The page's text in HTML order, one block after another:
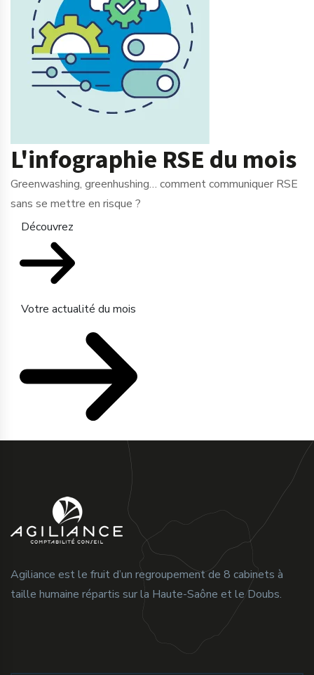
L'infographie RSE du mois
Greenwashing, greenhushing… comment communiquer RSE
sans se mettre en risque ?
Découvrez
Votre actualité du mois
Agiliance est le fruit d’un regroupement de 8 cabinets à
taille humaine répartis sur la Haute-Saône et le Doubs.